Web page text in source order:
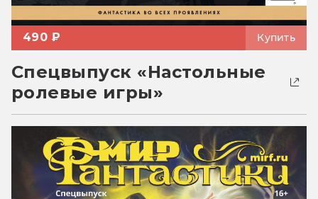
490 ₽ Купить
Спецвыпуск «Настольные
ролевые игры»